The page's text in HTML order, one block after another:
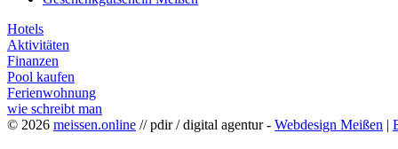
Hotels
Aktivitäten
Finanzen
Pool kaufen
Ferienwohnung
wie schreibt man
© 2026 meissen.online // pdir / digital agentur - Webdesign Meißen |